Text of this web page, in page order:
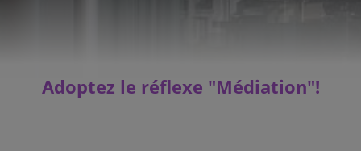
Adoptez le réflexe "Médiation"!